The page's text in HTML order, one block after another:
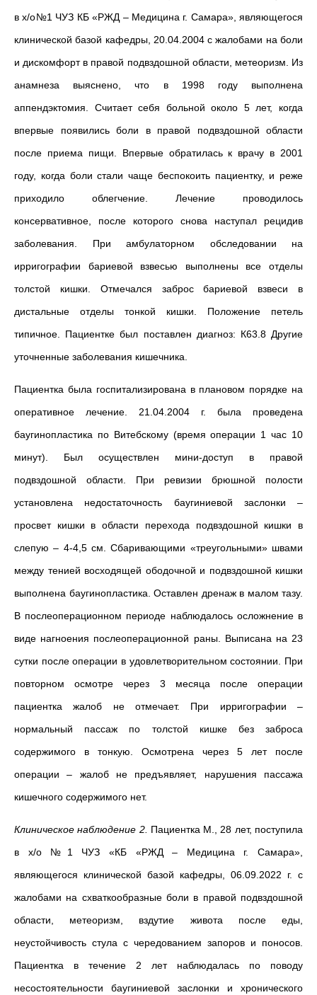
в х/о№1 ЧУЗ КБ «РЖД – Медицина г. Самара», являющегося
клинической базой кафедры, 20.04.2004 с жалобами на боли
и дискомфорт в правой подвздошной области, метеоризм. Из
анамнеза выяснено, что в 1998 году выполнена
аппендэктомия. Считает себя больной около 5 лет, когда
впервые появились боли в правой подвздошной области
после приема пищи. Впервые обратилась к врачу в 2001
году, когда боли стали чаще беспокоить пациентку, и реже
приходило облегчение. Лечение проводилось
консервативное, после которого снова наступал рецидив
заболевания. При амбулаторном обследовании на
ирригографии бариевой взвесью выполнены все отделы
толстой кишки. Отмечался заброс бариевой взвеси в
дистальные отделы тонкой кишки. Положение петель
типичное. Пациентке был поставлен диагноз: К63.8 Другие
уточненные заболевания кишечника.
Пациентка была госпитализирована в плановом порядке на
оперативное лечение. 21.04.2004 г. была проведена
баугинопластика по Витебскому (время операции 1 час 10
минут). Был осуществлен мини-доступ в правой
подвздошной области. При ревизии брюшной полости
установлена недостаточность баугиниевой заслонки –
просвет кишки в области перехода подвздошной кишки в
слепую – 4-4,5 см. Сбаривающими «треугольными» швами
между тенией восходящей ободочной и подвздошной кишки
выполнена баугинопластика. Оставлен дренаж в малом тазу.
В послеоперационном периоде наблюдалось осложнение в
виде нагноения послеоперационной раны. Выписана на 23
сутки после операции в удовлетворительном состоянии. При
повторном осмотре через 3 месяца после операции
пациентка жалоб не отмечает. При ирригографии –
нормальный пассаж по толстой кишке без заброса
содержимого в тонкую. Осмотрена через 5 лет после
операции – жалоб не предъявляет, нарушения пассажа
кишечного содержимого нет.
Клиническое наблюдение 2. Пациентка М., 28 лет, поступила
в х/о №1 ЧУЗ «КБ «РЖД – Медицина г. Самара»,
являющегося клинической базой кафедры, 06.09.2022 г. с
жалобами на схваткообразные боли в правой подвздошной
области, метеоризм, вздутие живота после еды,
неустойчивость стула с чередованием запоров и поносов.
Пациентка в течение 2 лет наблюдалась по поводу
несостоятельности баугиниевой заслонки и хронического